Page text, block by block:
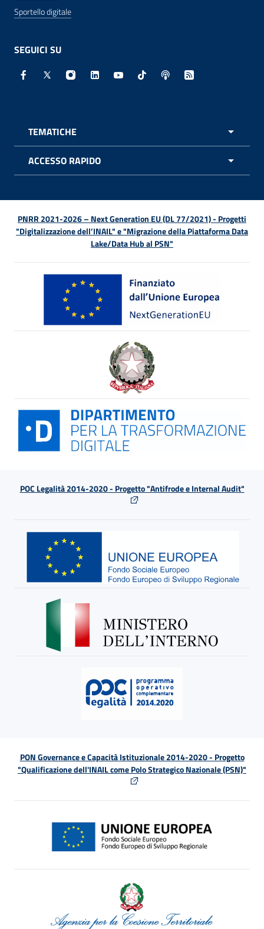
Sportello digitale
SEGUICI SU
Facebook - Sito esterno - Apertura in nuova finestra
X - Sito esterno - Apertura in nuova finestra
Instagram - Sito esterno - Apertura in
Linkedin - Sito esterno - Apertura in
Youtube - Sito esterno -
TikTok - Sito esterno -
Spreaker - Sito
Feed RSS -
TEMATICHE
ACCESSO RAPIDO
PNRR 2021-2026 – Next Generation EU (DL 77/2021) - Progetti
"Digitalizzazione dell’INAIL" e "Migrazione della Piattaforma Data
Lake/Data Hub al PSN"
POC Legalità 2014-2020 - Progetto "Antifrode e Internal Audit"
PON Governance e Capacità Istituzionale 2014-2020 - Progetto
"Qualificazione dell'INAIL come Polo Strategico Nazionale (PSN)"